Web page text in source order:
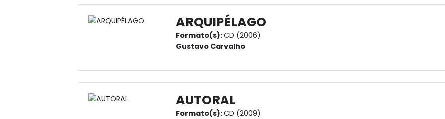
ARQUIPÉLAGO
Formato(s): CD (2006)
Gustavo Carvalho
AUTORAL
Formato(s): CD (2009)